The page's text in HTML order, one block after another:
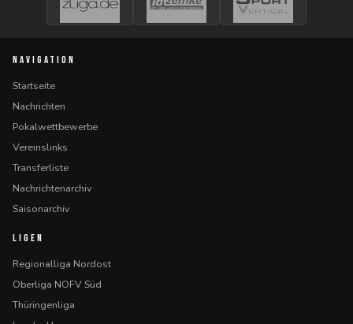
NAVIGATION
Startseite
Nachrichten
Pokalwettbewerbe
Vereinslinks
Transferliste
Nachrichtenarchiv
Saisonarchiv
LIGEN
Regionalliga Nordost
Oberliga NOFV Süd
Thüringenliga